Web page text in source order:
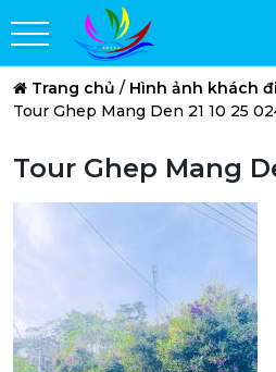
Trang chủ / Hình ảnh khách
Tour Ghep Mang Den 21 10 25
Tour Ghep Mang